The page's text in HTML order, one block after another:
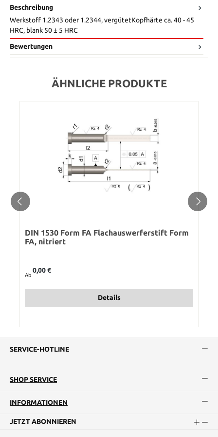
Beschreibung
Werkstoff 1.2343 oder 1.2344, vergütetKopfhärte ca. 40 - 45
HRC, blank 50 ± 5 HRC
Bewertungen
ÄHNLICHE PRODUKTE
DIN 1530 Form FA Flachauswerferstift Form
FA, nitriert
Ab
0,00 €
Details
SERVICE-HOTLINE
SHOP SERVICE
INFORMATIONEN
JETZT ABONNIEREN